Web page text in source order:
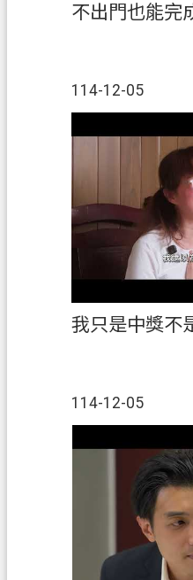
114-12-05
114-12-05